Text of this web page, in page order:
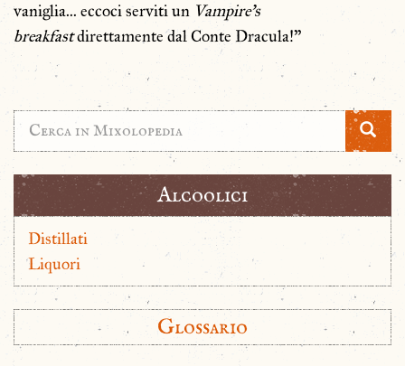
vaniglia… eccoci serviti un Vampire’s
breakfastdirettamente dal Conte Dracula!”
Alcoolici
Distillati
Liquori
Glossario